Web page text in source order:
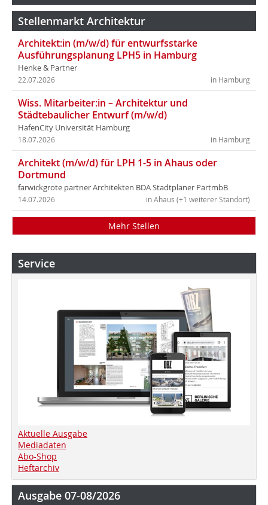
Stellenmarkt Architektur
Architekt:in (m/w/d) für entwurfsstarke
Ausführungsplanung LPH5 in Hamburg
Henke & Partner
in Hamburg
22.07.2026
Wiss. Mitarbeiter:in – Architektur und
Städtebaulicher Entwurf (m/w/d)
HafenCity Universität Hamburg
in Hamburg
18.07.2026
Architekt (m/w/d) für LPH 1-5 in Ahaus oder
Dortmund
farwickgrote partner Architekten BDA Stadtplaner PartmbB
in Ahaus (+1 weiterer Standort)
14.07.2026
Mehr Stellen
Service
Aktuelle Ausgabe
Mediadaten
Abo-Shop
Heftarchiv
Ausgabe 07-08/2026